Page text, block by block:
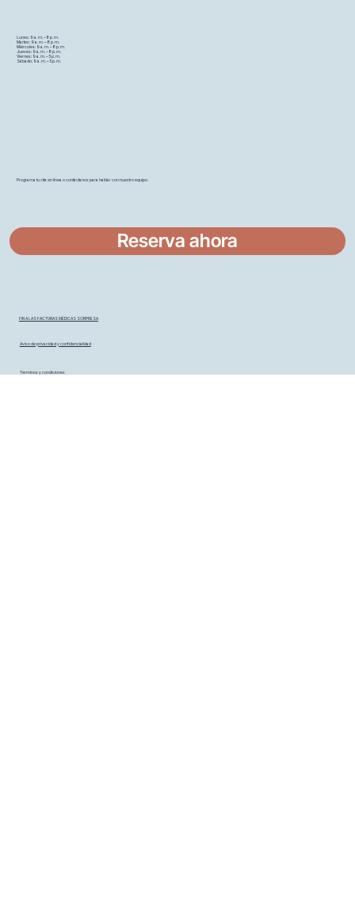
FIN A LAS FACTURAS MÉDICAS SORPRESA
Aviso de privacidad y confidencialidad
Lunes: 9 a. m. – 8 p. m.
Martes: 9 a. m. – 8 p. m.
Miércoles: 9 a. m. – 8 p. m.
Jueves: 9 a. m. – 8 p. m.
Viernes: 9 a. m. – 5 p. m.
Sábado: 9 a. m. – 5 p. m.
Programa tu cita en línea o contáctanos para hablar con nuestro equipo.
Reserva ahora
Términos y condiciones